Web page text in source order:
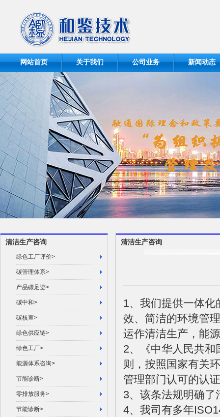
网站首页 关于我们 公司业务 新闻动态
清洁生产咨询
1、我们提供一体
效、简洁的环境管
运作清洁生产，能
2、《中华人民共
则，按照国家有关
管理部门认可的认
3、该条法规明确
4、我司有多年
清洁生产咨询
绿色工厂评价>
碳管理体系>
产品碳足迹>
碳中和>
碳核查>
绿色供应链>
绿色工厂>
能源体系咨询>
节能诊断>
零排放服务>
节能诊断>